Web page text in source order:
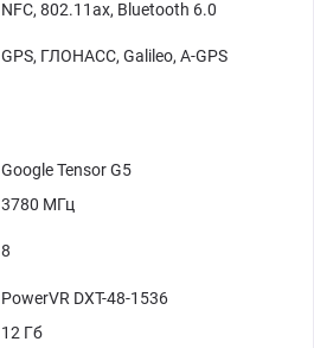
NFC, 802.11ax, Bluetooth 6.0
GPS, ГЛОНАСС, Galileo, A-GPS
Google Tensor G5
3780 МГц
8
PowerVR DXT-48-1536
12 Гб